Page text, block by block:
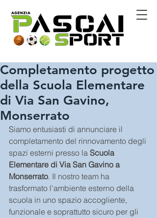
Completamento progetto
della Scuola Elementare
di Via San Gavino,
Monserrato
Siamo entusiasti di annunciare il
completamento del rinnovamento degli
spazi esterni presso la Scuola
Elementare di Via San Gavino a
Monserrato. Il nostro team ha
trasformato l'ambiente esterno della
scuola in uno spazio accogliente,
funzionale e soprattutto sicuro per gli